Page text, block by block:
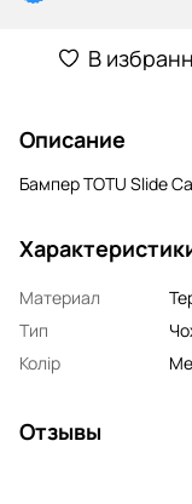
В
Описание
Бампер TOTU Slide
Материал
Тип
Колір
Отзывы